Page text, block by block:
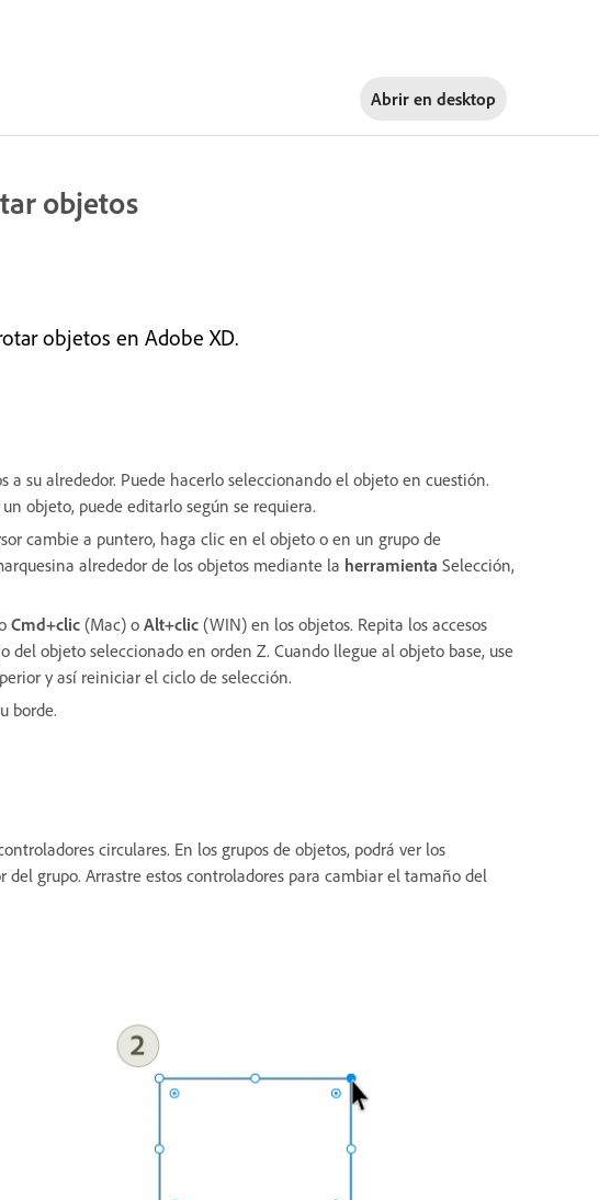
Abrir en desktop
objetos
objetos en Adobe XD.
su alrededor. Puede hacerlo seleccionando el objeto en cuestión.
objeto, puede editarlo según se requiera.
cambie a puntero, haga clic en el objeto o en un grupo de
alrededor de los objetos mediante la herramienta Selección,
Cmd+clic (Mac) o Alt+clic (WIN) en los objetos. Repita los accesos
del objeto seleccionado en orden Z. Cuando llegue al objeto base, use
y así reiniciar el ciclo de selección.
borde.
circulares. En los grupos de objetos, podrá ver los
grupo. Arrastre estos controladores para cambiar el tamaño del